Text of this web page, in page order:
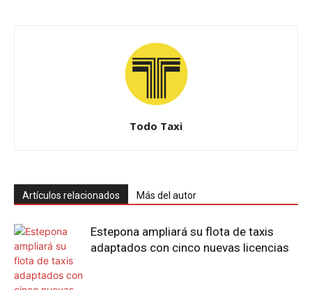
Todo Taxi
Artículos relacionados Más del autor
Estepona ampliará su flota de taxis
adaptados con cinco nuevas licencias